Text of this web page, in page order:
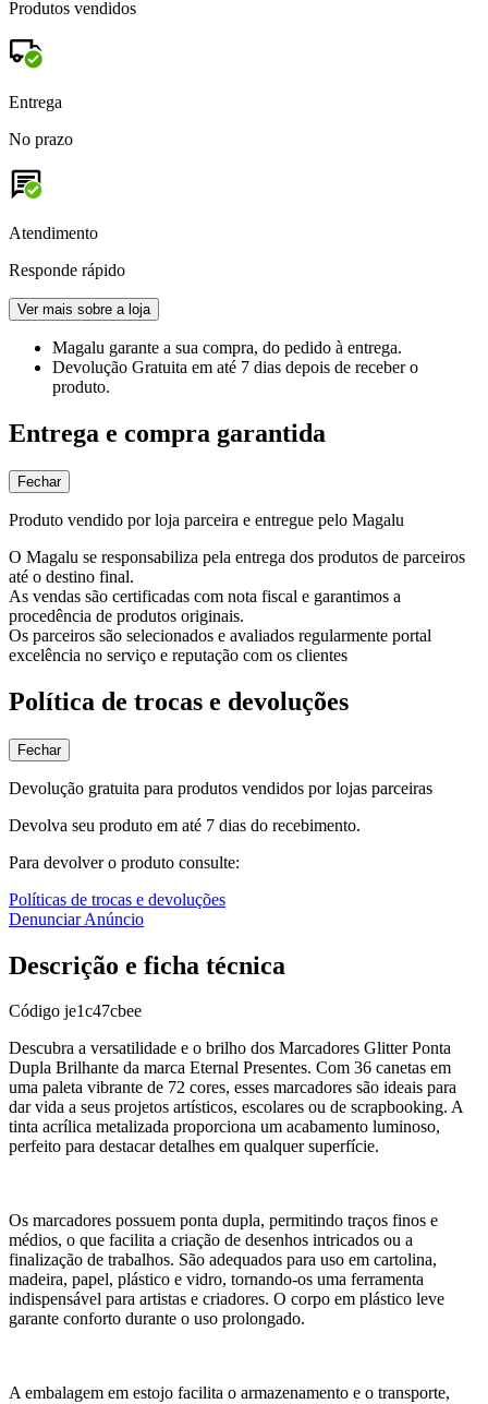
Produtos vendidos
Entrega
No prazo
Atendimento
Responde rápido
Ver mais sobre a loja
Magalu garante a sua compra, do pedido à entrega.
Devolução Gratuita em até 7 dias depois de receber o
produto.
Entrega e compra garantida
Fechar
Produto vendido por loja parceira e entregue pelo Magalu
O Magalu se responsabiliza pela entrega dos produtos de parceiros
até o destino final.
As vendas são certificadas com nota fiscal e garantimos a
procedência de produtos originais.
Os parceiros são selecionados e avaliados regularmente portal
excelência no serviço e reputação com os clientes
Política de trocas e devoluções
Fechar
Devolução gratuita para produtos vendidos por lojas parceiras
Devolva seu produto em até 7 dias do recebimento.
Para devolver o produto consulte:
Políticas de trocas e devoluções
Denunciar Anúncio
Descrição e ficha técnica
Código je1c47cbee
Descubra a versatilidade e o brilho dos Marcadores Glitter Ponta
Dupla Brilhante da marca Eternal Presentes. Com 36 canetas em
uma paleta vibrante de 72 cores, esses marcadores são ideais para
dar vida a seus projetos artísticos, escolares ou de scrapbooking. A
tinta acrílica metalizada proporciona um acabamento luminoso,
perfeito para destacar detalhes em qualquer superfície.
Os marcadores possuem ponta dupla, permitindo traços finos e
médios, o que facilita a criação de desenhos intricados ou a
finalização de trabalhos. São adequados para uso em cartolina,
madeira, papel, plástico e vidro, tornando-os uma ferramenta
indispensável para artistas e criadores. O corpo em plástico leve
garante conforto durante o uso prolongado.
A embalagem em estojo facilita o armazenamento e o transporte,